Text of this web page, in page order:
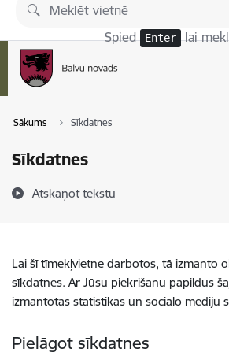
Pāriet uz lapas saturu
Spied Enter lai
Sākums Sīkdatnes
Sīkdatnes
Atskaņot tekstu
Lai šī tīmekļvietne darbotos, tā izmanto
sīkdatnes. Ar Jūsu piekrišanu papildus
izmantotas statistikas un sociālo mediju
Pielāgot sīkdatnes